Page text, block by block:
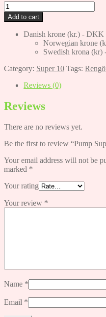
Pump
Super
10,
Add to cart
Danish krone (kr.) - DKK
Norwegian krone
Swedish krona (kr)
Category: Super 10 Tags:
Reviews (0)
Reviews
There are no reviews yet.
Be the first to review “Pump
Your email address will not be
marked *
Your rating
Your review *
Name *
Email *